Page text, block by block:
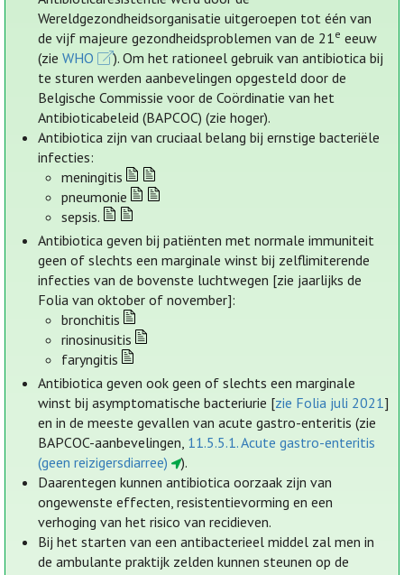
Wereldgezondheidsorganisatie uitgeroepen tot één van
de vijf majeure gezondheidsproblemen van de 21e eeuw
(zieWHO
). Om het rationeel gebruik van antibiotica bij
te sturen werden aanbevelingen opgesteld door de
Belgische Commissie voor de Coördinatie van het
Antibioticabeleid (BAPCOC) (zie hoger).
Antibiotica zijn van cruciaal belang bij ernstige bacteriële
infecties:
meningitis
pneumonie
sepsis.
Antibiotica geven bij patiënten met normale immuniteit
geen of slechts een marginale winst bij zelflimiterende
infecties van de bovenste luchtwegen [zie jaarlijks de
Folia van oktober of november]:
bronchitis
rinosinusitis
faryngitis
Antibiotica geven ook geen of slechts een marginale
winst bij asymptomatische bacteriurie [zie Folia juli 2021]
en in de meeste gevallen van acute gastro-enteritis (zie
BAPCOC-aanbevelingen, 11.5.5.1. Acute gastro-enteritis
(geen reizigersdiarree)
).
Daarentegen kunnen antibiotica oorzaak zijn van
ongewenste effecten, resistentievorming en een
verhoging van het risico van recidieven.
Bij het starten van een antibacterieel middel zal men in
de ambulante praktijk zelden kunnen steunen op de